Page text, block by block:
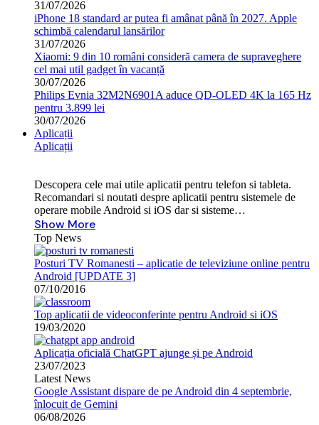
31/07/2026
iPhone 18 standard ar putea fi amânat până în 2027. Apple
schimbă calendarul lansărilor
31/07/2026
Xiaomi: 9 din 10 români consideră camera de supraveghere
cel mai util gadget în vacanță
30/07/2026
Philips Evnia 32M2N6901A aduce QD-OLED 4K la 165 Hz
pentru 3.899 lei
30/07/2026
Aplicații
Aplicații
Descopera cele mai utile aplicatii pentru telefon si tableta.
Recomandari si noutati despre aplicatii pentru sistemele de
operare mobile Android si iOS dar si sisteme…
Show More
Top News
Posturi TV Romanesti – aplicatie de televiziune online pentru
Android [UPDATE 3]
07/10/2016
Top aplicatii de videoconferinte pentru Android si iOS
19/03/2020
Aplicația oficială ChatGPT ajunge și pe Android
23/07/2023
Latest News
Google Assistant dispare de pe Android din 4 septembrie,
înlocuit de Gemini
06/08/2026